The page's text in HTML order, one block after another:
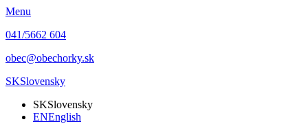
Menu
041/5662 604
obec@obechorky.sk
SKSlovensky
SKSlovensky
ENEnglish